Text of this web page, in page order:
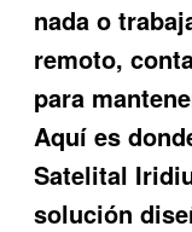
nada o
remoto,
para
Aquí es
Satelital
solución